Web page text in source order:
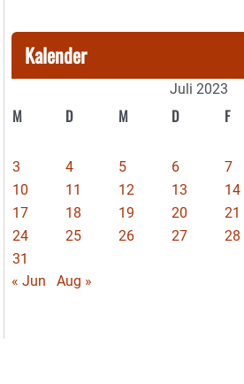
Kalender
Juli 2023
M D M D F
3
4 5 6 7
10
11 12 13 14
17
18 19 20 21
24
25 26 27 28
31
« Jun
Aug »